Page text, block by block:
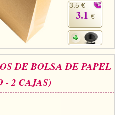
3.5 €
3.1 €
DE BOLSA DE PAPEL
- 2 CAJAS)